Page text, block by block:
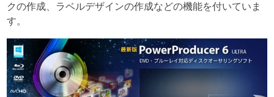
クの作成、ラベルデザインの作成などの機能を付いていま
す。